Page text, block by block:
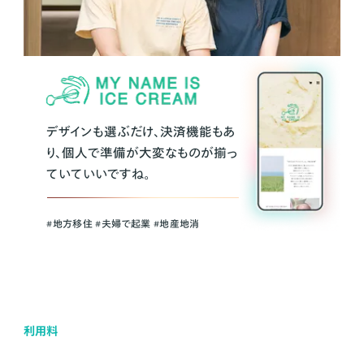
デザインも選ぶだけ、決済機能もあ
り、個人で準備が大変なものが揃っ
ていていいですね。
#地方移住 #夫婦で起業 #地産地消
利用料